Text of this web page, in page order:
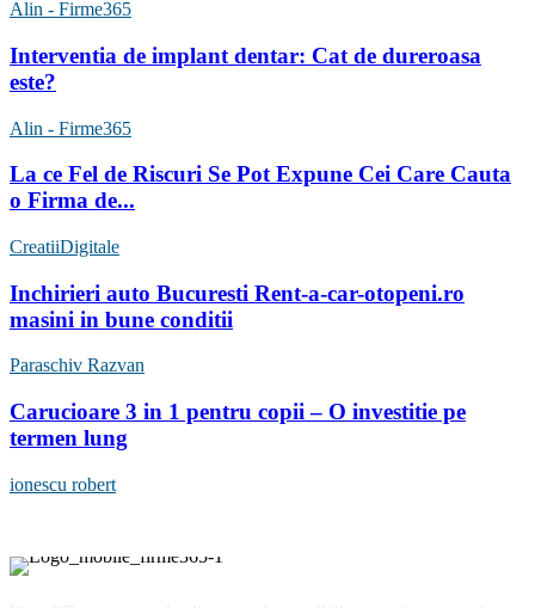
Alin - Firme365
Interventia de implant dentar: Cat de dureroasa
este?
Alin - Firme365
La ce Fel de Riscuri Se Pot Expune Cei Care Cauta
o Firma de...
CreatiiDigitale
Inchirieri auto Bucuresti Rent-a-car-otopeni.ro
masini in bune conditii
Paraschiv Razvan
Carucioare 3 in 1 pentru copii – O investitie pe
termen lung
ionescu robert